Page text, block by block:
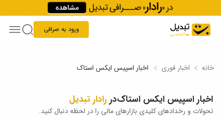
Skip to content
ورود به صرافی
خانه اخبار فوری اخبار اسپیس ایکس استاک
اخبار اسپیس ایکس استاکدر رادار تبدیل
تحولات و رخدادهای کلیدی بازارهای مالی را در لحظه دنبال کنید.